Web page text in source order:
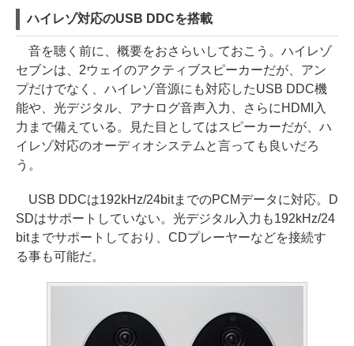
ハイレゾ対応のUSB DDCを搭載
音を聴く前に、概要をおさらいしておこう。ハイレゾ
セブンは、2ウェイのアクティブスピーカーだが、アン
プだけでなく、ハイレゾ音源にも対応したUSB DDC機
能や、光デジタル、アナログ音声入力、さらにHDMI入
力まで備えている。見た目としてはスピーカーだが、ハ
イレゾ対応のオーディオシステムと言っても良いだろ
う。
USB DDCは192kHz/24bitまでのPCMデータに対応。D
SDはサポートしていない。光デジタル入力も192kHz/24
bitまでサポートしており、CDプレーヤーなどを接続す
る事も可能だ。